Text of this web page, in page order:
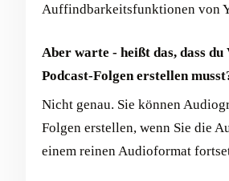
Auffindbarkeitsfunktionen von
Aber warte - heißt das, dass du
Podcast-Folgen erstellen
Nicht genau. Sie können
Folgen erstellen, wenn Sie die
einem reinen Audioformat